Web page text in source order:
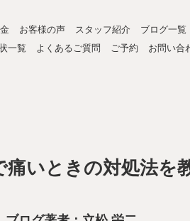
お客様の声 スタッフ紹介
ブログ一覧
一覧
よくあるご質問 ご予約
お問い合
痛いときの対処法を